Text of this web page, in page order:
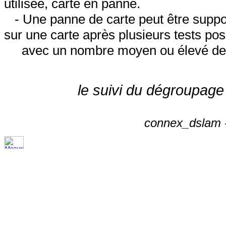
utilisée, carte en panne.
- Une panne de carte peut être
sur une carte après plusieurs tests
avec un nombre moyen ou élevé
le suivi du
connex_dslam